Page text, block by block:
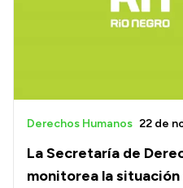
La Secretaría de
monitorea la
Derechos Humanos 22 de